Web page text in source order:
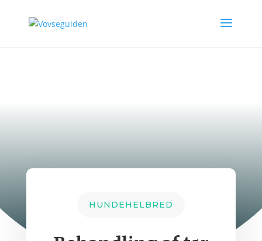
HUNDEHELBRED